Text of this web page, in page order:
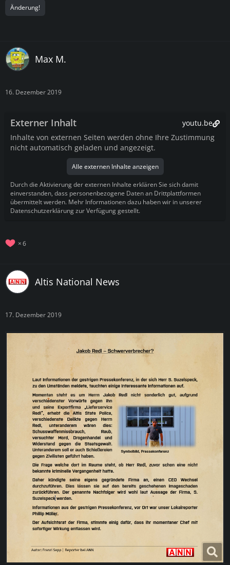
Änderung!
Max M.
16. Dezember 2019
Externer Inhalt
youtu.be
Inhalte von externen Seiten werden ohne Ihre Zustimmung
nicht automatisch geladen und angezeigt.
Alle externen Inhalte anzeigen
Durch die Aktivierung der externen Inhalte erklären Sie sich damit
einverstanden, dass personenbezogene Daten an Drittplattformen
übermittelt werden. Mehr Informationen dazu haben wir in unserer
Datenschutzerklärung zur Verfügung gestellt.
6
Altis National News
17. Dezember 2019